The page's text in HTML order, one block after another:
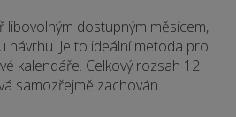
libovolným dostupným měsícem,
návrhu. Je to ideální metoda pro
kalendáře. Celkový rozsah 12
samozřejmě zachován.